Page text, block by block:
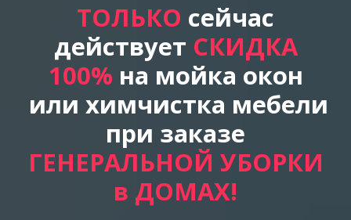
ТОЛЬКО сейчас
действует СКИДКА
100% на мойка окон
или химчистка мебели
при заказе
ГЕНЕРАЛЬНОЙ УБОРКИ
в ДОМАХ!